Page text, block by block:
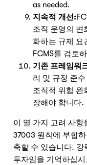
as needed.
지속적 개선:
조직 운영의 변
화하는 규제 요
FCMS를 검토
기존 프레임워
리 및 규정 준
조직적 위험 완
장해야 합니다.
이 열 가지 고려 사항
37003 원칙에 부합
축할 수 있습니다. 강
투자임을 기억하십